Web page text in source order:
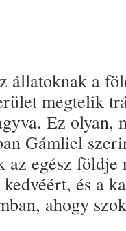
állatoknak a
megtelik
Ez olyan,
Gámliel
egész földje
és a
ahogy